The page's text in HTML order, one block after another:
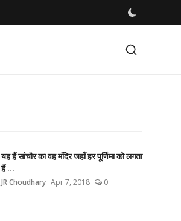
यह हैं सांचौर का वह मंदिर जहाँ हर पूर्णिमा को लगता
हैं ...
JR Choudhary Apr 7, 2018 0